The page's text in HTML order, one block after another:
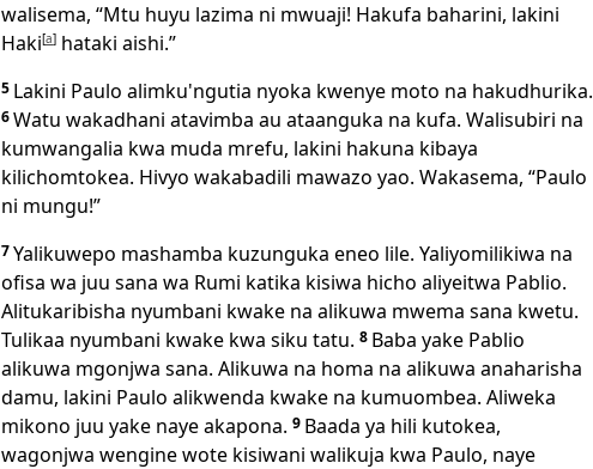
walisema, “Mtu huyu lazima ni mwuaji! Hakufa baharini, lakini
Haki[a] hataki aishi.”
5 Lakini Paulo alimku'ngutia nyoka kwenye moto na hakudhurika.
6Watu wakadhani atavimba au ataanguka na kufa. Walisubiri na
kumwangalia kwa muda mrefu, lakini hakuna kibaya
kilichomtokea. Hivyo wakabadili mawazo yao. Wakasema, “Paulo
ni mungu!”
7Yalikuwepo mashamba kuzunguka eneo lile. Yaliyomilikiwa na
ofisa wa juu sana wa Rumi katika kisiwa hicho aliyeitwa Pablio.
Alitukaribisha nyumbani kwake na alikuwa mwema sana kwetu.
Tulikaa nyumbani kwake kwa siku tatu. 8 Baba yake Pablio
alikuwa mgonjwa sana. Alikuwa na homa na alikuwa anaharisha
damu, lakini Paulo alikwenda kwake na kumuombea. Aliweka
mikono juu yake naye akapona. 9 Baada ya hili kutokea,
wagonjwa wengine wote kisiwani walikuja kwa Paulo, naye